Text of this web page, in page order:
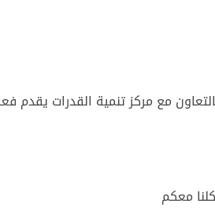
مول، بالتعاون مع مركز تنمية القدرات
معكم